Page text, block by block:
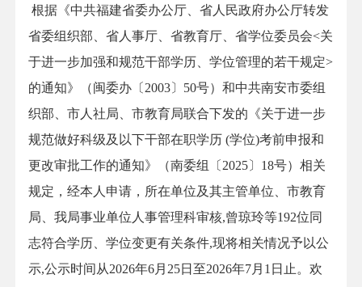
根据《中共福建省委办公厅、省人民政府办公厅转发
省委组织部、省人事厅、省教育厅、省学位委员会<关
于进一步加强和规范干部学历、学位管理的若干规定>
的通知》（闽委办〔2003〕50号）和中共南安市委组
织部、市人社局、市教育局联合下发的《关于进一步
规范做好科级及以下干部在职学历 (学位)考前申报和
更改审批工作的通知》（南委组〔2025〕18号）相关
规定，经本人申请，所在单位及其主管单位、市教育
局、我局事业单位人事管理科审核,曾琼玲等192位同
志符合学历、学位变更有关条件,现将相关情况予以公
示,公示时间从2026年6月25日至2026年7月1日止。欢